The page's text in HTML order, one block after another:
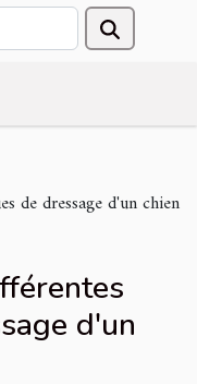
de dressage d'un chien
d'un